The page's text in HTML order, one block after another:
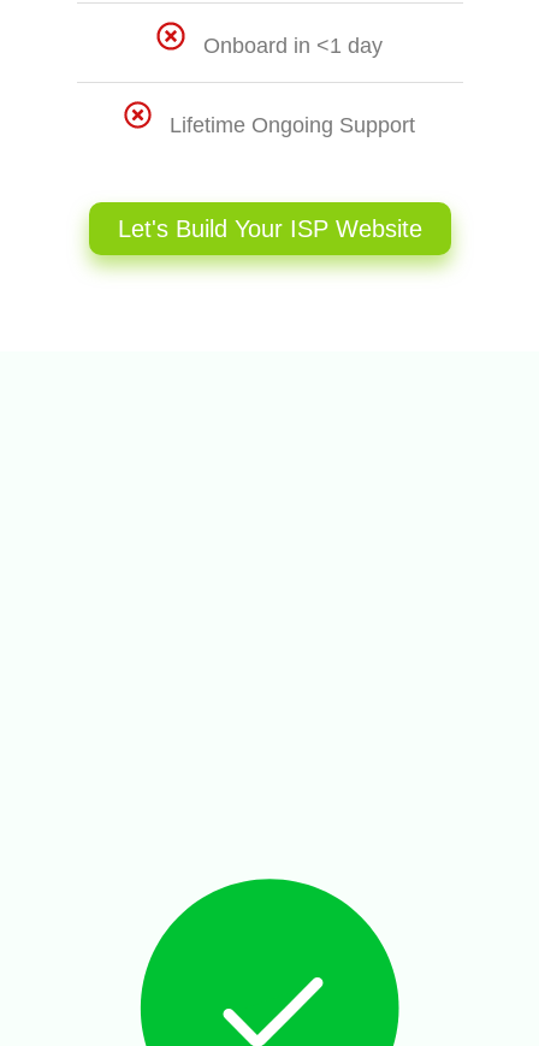
Onboard in <1 day
Lifetime Ongoing Support
Let's Build Your ISP Website